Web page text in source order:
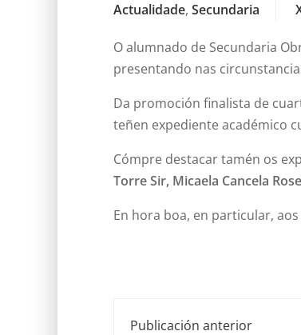
Actualidade, Secundaria
O alumnado de Secundaria
presentando nas
Da promoción finalista de
teñen expediente académico
Cómpre destacar tamén os
Torre Sir, Micaela Cancela
En hora boa, en particular,
Publicación anterior